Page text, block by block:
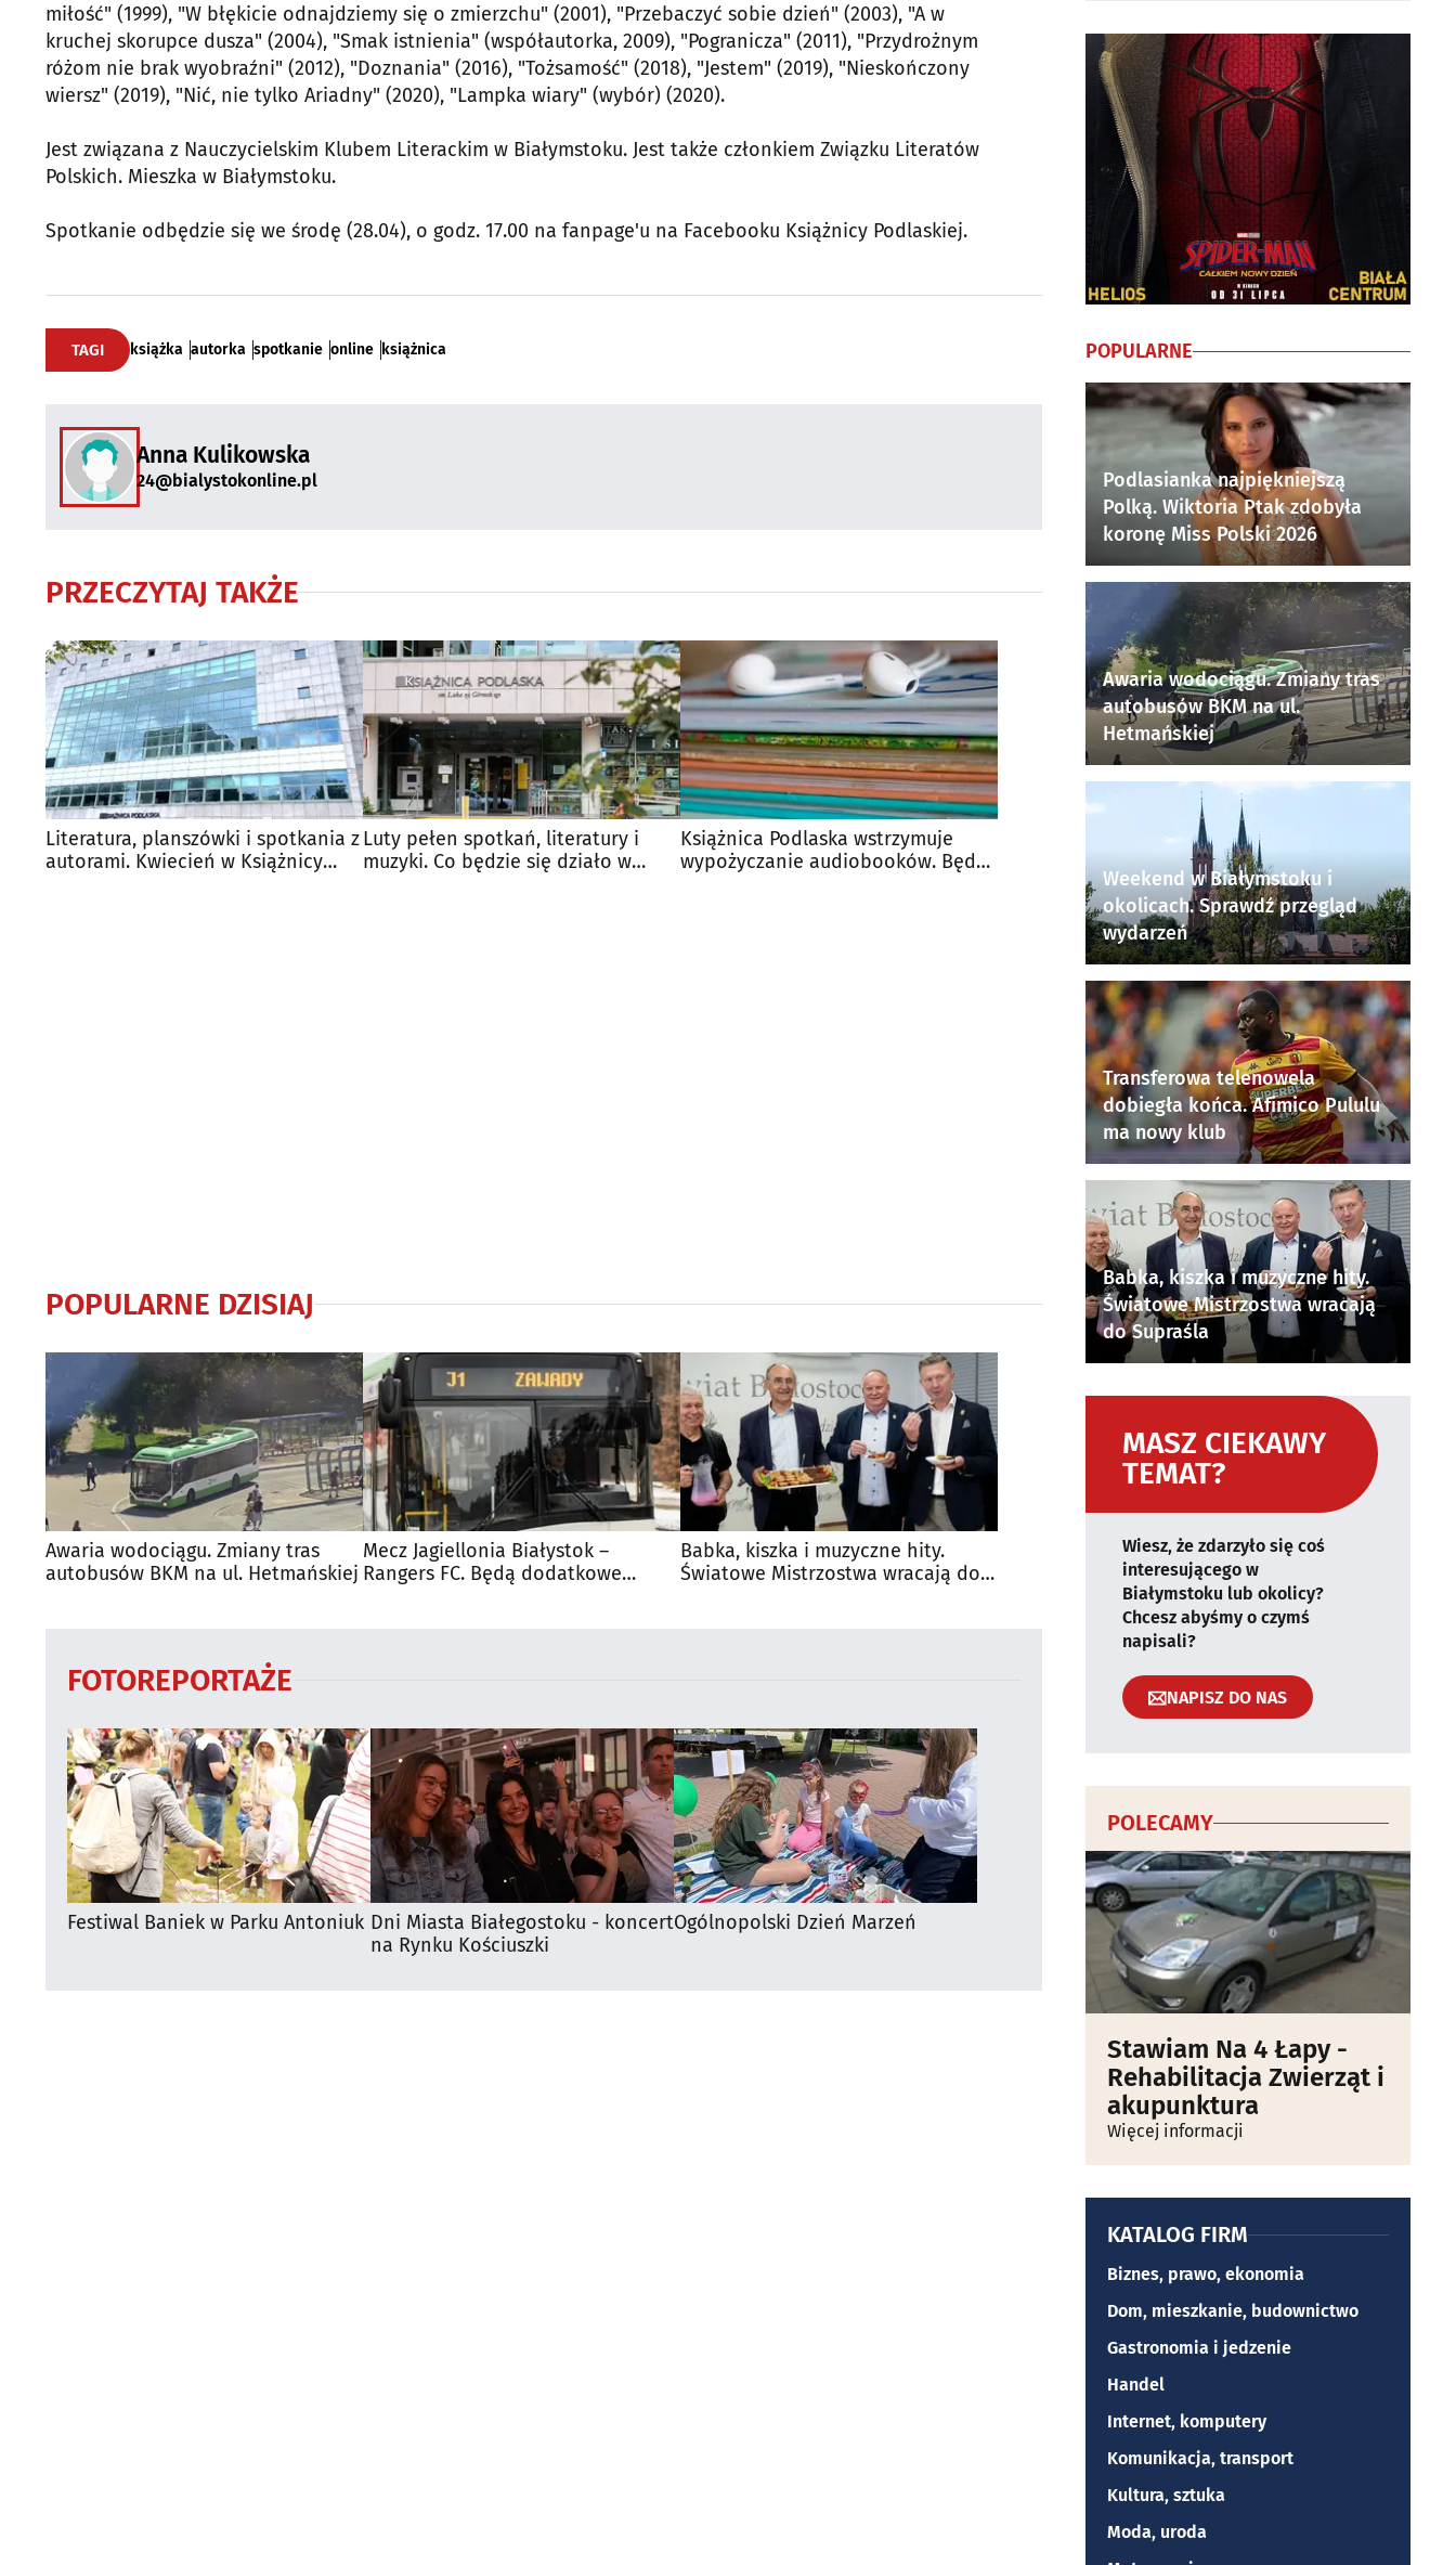
miłość" (1999), "W błękicie odnajdziemy się o zmierzchu" (2001), "Przebaczyć sobie dzień" (2003), "A w
kruchej skorupce dusza" (2004), "Smak istnienia" (współautorka, 2009), "Pogranicza" (2011), "Przydrożnym
różom nie brak wyobraźni" (2012), "Doznania" (2016), "Tożsamość" (2018), "Jestem" (2019), "Nieskończony
wiersz" (2019), "Nić, nie tylko Ariadny" (2020), "Lampka wiary" (wybór) (2020).
Jest związana z Nauczycielskim Klubem Literackim w Białymstoku. Jest także członkiem Związku Literatów
Polskich. Mieszka w Białymstoku.
Spotkanie odbędzie się we środę (28.04), o godz. 17.00 na fanpage'u na Facebooku Książnicy Podlaskiej.
TAGI książka autorka spotkanie online książnica
Anna Kulikowska
24@bialystokonline.pl
PRZECZYTAJ TAKŻE
Literatura, planszówki i spotkania z
autorami. Kwiecień w Książnicy
Luty pełen spotkań, literatury i
muzyki. Co będzie się działo w
Książnica Podlaska wstrzymuje
wypożyczanie audiobooków. Będą
POPULARNE DZISIAJ
Awaria wodociągu. Zmiany tras
autobusów BKM na ul. Hetmańskiej
Mecz Jagiellonia Białystok –
Rangers FC. Będą dodatkowe
Babka, kiszka i muzyczne hity.
Światowe Mistrzostwa wracają do
FOTOREPORTAŻE
Festiwal Baniek w Parku Antoniuk Dni Miasta Białegostoku - koncert
na Rynku Kościuszki
Ogólnopolski Dzień Marzeń
POPULARNE
Podlasianka najpiękniejszą
Polką. Wiktoria Ptak zdobyła
koronę Miss Polski 2026
Awaria wodociągu. Zmiany tras
autobusów BKM na ul.
Hetmańskiej
Weekend w Białymstoku i
okolicach. Sprawdź przegląd
wydarzeń
Transferowa telenowela
dobiegła końca. Afimico Pululu
ma nowy klub
Babka, kiszka i muzyczne hity.
Światowe Mistrzostwa wracają
do Supraśla
MASZ CIEKAWY
TEMAT?
Wiesz, że zdarzyło się coś
interesującego w
Białymstoku lub okolicy?
Chcesz abyśmy o czymś
napisali?
NAPISZ DO NAS
POLECAMY
Stawiam Na 4 Łapy -
Rehabilitacja Zwierząt i
akupunktura
Więcej informacji
KATALOG FIRM
Biznes, prawo, ekonomia
Dom, mieszkanie, budownictwo
Gastronomia i jedzenie
Handel
Internet, komputery
Komunikacja, transport
Kultura, sztuka
Moda, uroda